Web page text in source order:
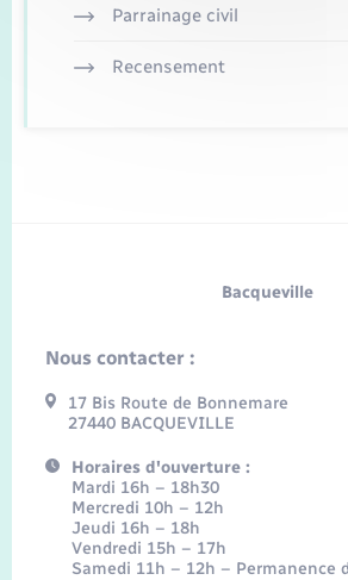
Parrainage civil
Recensement
Bacqueville
Nous contacter :
17 Bis Route de Bonnemare
27440 BACQUEVILLE
Horaires d'ouverture :
Mardi 16h – 18h30
Mercredi 10h – 12h
Jeudi 16h – 18h
Vendredi 15h – 17h
Samedi 11h – 12h – Permanence